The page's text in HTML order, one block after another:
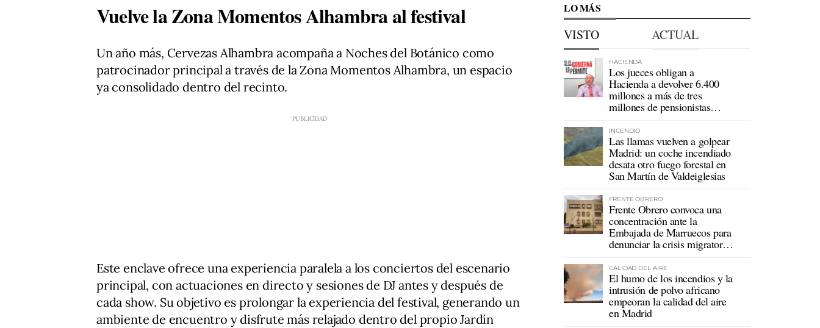
Vuelve la Zona Momentos Alhambra al festival
Un año más, Cervezas Alhambra acompaña a Noches del Botánico como
patrocinador principal a través de la Zona Momentos Alhambra, un espacio
ya consolidado dentro del recinto.
Este enclave ofrece una experiencia paralela a los conciertos del escenario
principal, con actuaciones en directo y sesiones de DJ antes y después de
cada show. Su objetivo es prolongar la experiencia del festival, generando un
ambiente de encuentro y disfrute más relajado dentro del propio Jardín
LO MÁS
VISTO ACTUAL
HACIENDA
Los jueces obligan a
Hacienda a devolver 6.400
millones a más de tres
millones de pensionistas
INCENDIO
Las llamas vuelven a golpear
Madrid: un coche incendiado
desata otro fuego forestal en
San Martín de Valdeiglesias
FRENTE OBRERO
Frente Obrero convoca una
concentración ante la
Embajada de Marruecos para
denunciar la crisis migratoria
CALIDAD DEL AIRE
El humo de los incendios y la
intrusión de polvo africano
empeoran la calidad del aire
en Madrid